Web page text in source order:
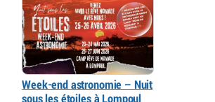
Week-end astronomie – Nuit
sous les étoiles à Lompoul